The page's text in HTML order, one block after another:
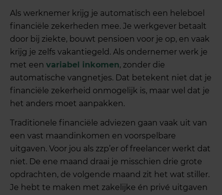
Als werknemer krijg je automatisch een heleboel
financiële zekerheden mee. Je werkgever betaalt
door bij ziekte, bouwt pensioen voor je op, en vaak
krijg je zelfs vakantiegeld. Als ondernemer werk je
met eenvariabel inkomen, zonder die
automatische vangnetjes. Dat betekent niet dat je
financiële zekerheid onmogelijk is, maar wel dat je
het anders moet aanpakken.
Traditionele financiële adviezen gaan vaak uit van
een vast maandinkomen en voorspelbare
uitgaven. Voor jou als zzp’er of freelancer werkt dat
niet. De ene maand draai je misschien drie grote
opdrachten, de volgende maand zit het wat stiller.
Je hebt te maken met zakelijke én privé uitgaven